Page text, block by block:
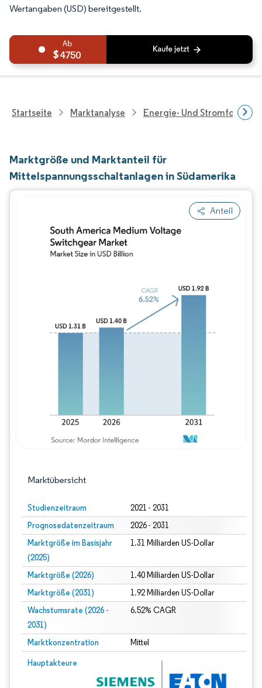
Wertangaben (USD) bereitgestellt.
4750
Startseite Marktanalyse Energie- Und
Marktgröße und Marktanteil für
Mittelspannungsschaltanlagen in Südamerika
Anteil
Marktübersicht
Studienzeitraum 2021 - 2031
Prognosedatenzeitraum 2026 - 2031
Marktgröße im Basisjahr
(2025)
1.31 Milliarden US-Dollar
Marktgröße (2026) 1.40 Milliarden US-Dollar
Marktgröße (2031) 1.92 Milliarden US-Dollar
Wachstumsrate (2026 -
2031)
6.52% CAGR
Marktkonzentration Mittel
Hauptakteure
Bild © Mordor Intelligence. Wiederverwendung erfordert Namensnennung